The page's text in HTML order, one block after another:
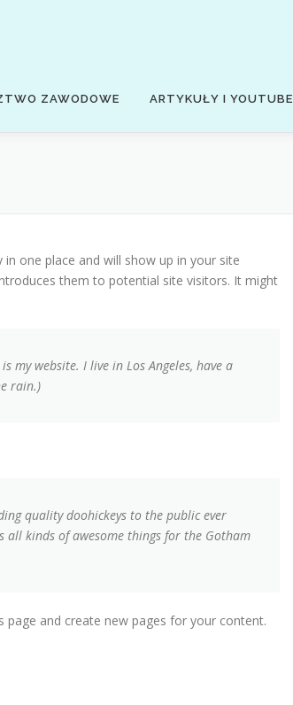
ZAWODOWE ARTYKUŁY I YOUTUBE
one place and will show up in your site
them to potential site visitors. It might
my website. I live in Los Angeles, have a
rain.)
quality doohickeys to the public ever
all kinds of awesome things for the Gotham
page and create new pages for your content.